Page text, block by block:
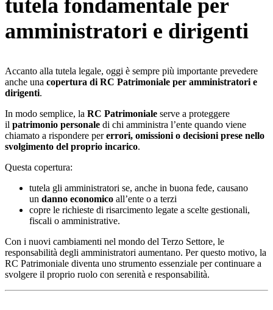
tutela fondamentale per
amministratori e dirigenti
Accanto alla tutela legale, oggi è sempre più importante prevedere
anche una copertura di RC Patrimoniale per amministratori e
dirigenti.
In modo semplice, la RC Patrimoniale serve a proteggere
il patrimonio personale di chi amministra l’ente quando viene
chiamato a rispondere pererrori, omissioni o decisioni prese nello
svolgimento del proprio incarico.
Questa copertura:
tutela gli amministratori se, anche in buona fede, causano
un danno economico all’ente o a terzi
copre le richieste di risarcimento legate a scelte gestionali,
fiscali o amministrative.
Con i nuovi cambiamenti nel mondo del Terzo Settore, le
responsabilità degli amministratori aumentano. Per questo motivo, la
RC Patrimoniale diventa uno strumento essenziale per continuare a
svolgere il proprio ruolo con serenità e responsabilità.